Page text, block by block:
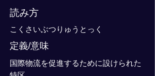
読み方
こくさいぶつりゅうとっく
定義/意味
国際物流を促進するために設けられた